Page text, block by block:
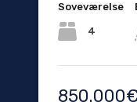
Soveværelse
4